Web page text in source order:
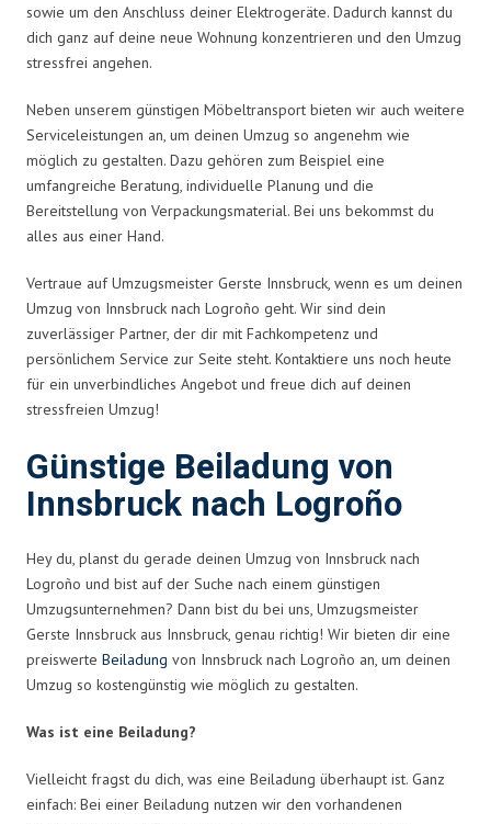
sowie um den Anschluss deiner Elektrogeräte. Dadurch kannst du
dich ganz auf deine neue Wohnung konzentrieren und den Umzug
stressfrei angehen.
Neben unserem günstigen Möbeltransport bieten wir auch weitere
Serviceleistungen an, um deinen Umzug so angenehm wie
möglich zu gestalten. Dazu gehören zum Beispiel eine
umfangreiche Beratung, individuelle Planung und die
Bereitstellung von Verpackungsmaterial. Bei uns bekommst du
alles aus einer Hand.
Vertraue auf Umzugsmeister Gerste Innsbruck, wenn es um deinen
Umzug von Innsbruck nach Logroño geht. Wir sind dein
zuverlässiger Partner, der dir mit Fachkompetenz und
persönlichem Service zur Seite steht. Kontaktiere uns noch heute
für ein unverbindliches Angebot und freue dich auf deinen
stressfreien Umzug!
Günstige Beiladung von
Innsbruck nach Logroño
Hey du, planst du gerade deinen Umzug von Innsbruck nach
Logroño und bist auf der Suche nach einem günstigen
Umzugsunternehmen? Dann bist du bei uns, Umzugsmeister
Gerste Innsbruck aus Innsbruck, genau richtig! Wir bieten dir eine
preiswerte Beiladung von Innsbruck nach Logroño an, um deinen
Umzug so kostengünstig wie möglich zu gestalten.
Was ist eine Beiladung?
Vielleicht fragst du dich, was eine Beiladung überhaupt ist. Ganz
einfach: Bei einer Beiladung nutzen wir den vorhandenen